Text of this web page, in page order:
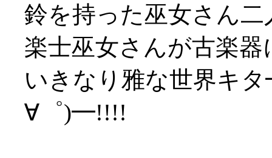
鈴を持った巫女さん
楽士巫女さんが古楽器
いきなり雅な世界キ
∀゜)━!!!!